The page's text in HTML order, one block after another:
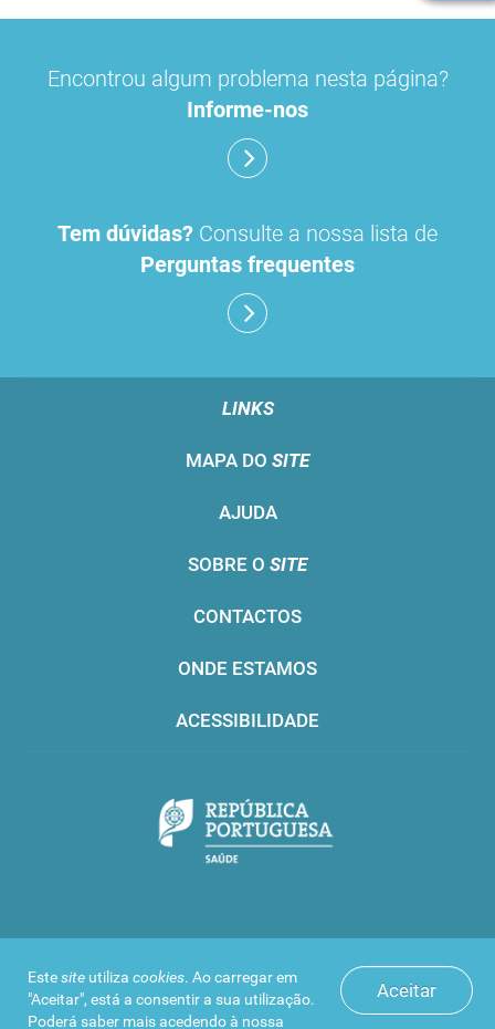
Aceitar
Estesite utiliza cookies. Ao carregar em
"Aceitar", está a consentir a sua utilização.
Poderá saber mais acedendo à nossa
Encontrou algum problema nesta página?
Informe-nos
Tem dúvidas? Consulte a nossa lista de
Perguntas frequentes
LINKS
MAPA DO SITE
AJUDA
SOBRE O SITE
CONTACTOS
ONDE ESTAMOS
ACESSIBILIDADE